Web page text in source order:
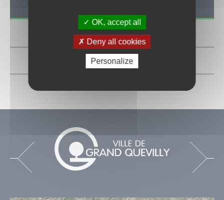
ACTUALITÉ, PRATIQUE
OK, accept all
Deny all cookies
Personalize